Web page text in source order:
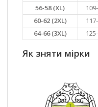
56-58 (XL)
60-62 (2XL)
64-66 (3XL)
Як зняти мірки